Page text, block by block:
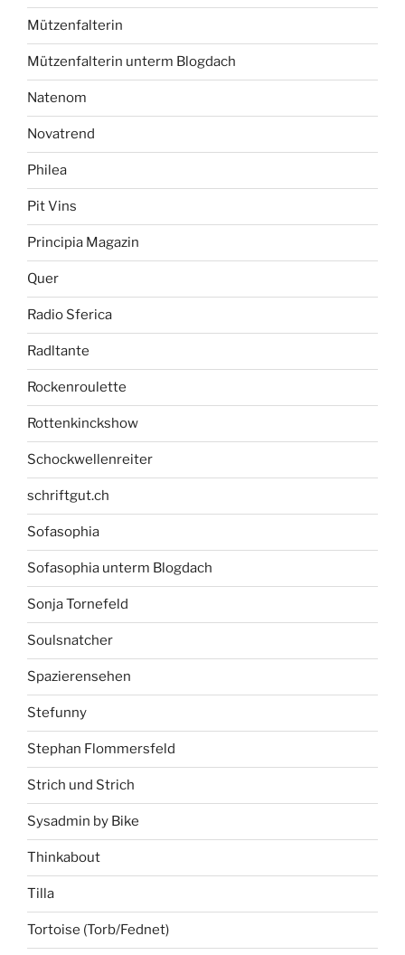
Mützenfalterin
Mützenfalterin unterm Blogdach
Natenom
Novatrend
Philea
Pit Vins
Principia Magazin
Quer
Radio Sferica
Radltante
Rockenroulette
Rottenkinckshow
Schockwellenreiter
schriftgut.ch
Sofasophia
Sofasophia unterm Blogdach
Sonja Tornefeld
Soulsnatcher
Spazierensehen
Stefunny
Stephan Flommersfeld
Strich und Strich
Sysadmin by Bike
Thinkabout
Tilla
Tortoise (Torb/Fednet)